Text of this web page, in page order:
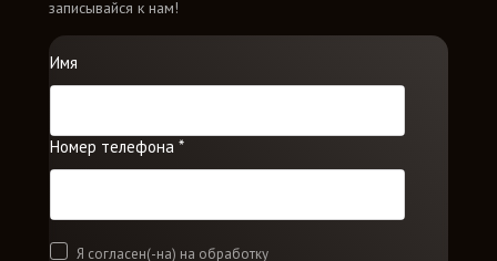
Имя
Номер телефона *
Я согласен(-на) на обработку
записывайся к нам!